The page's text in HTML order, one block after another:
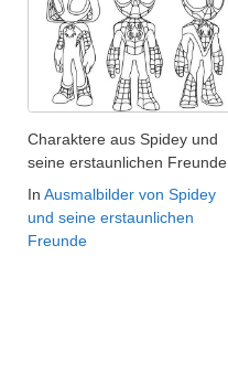
Charaktere aus Spidey und
seine erstaunlichen Freunde
In Ausmalbilder von Spidey
und seine erstaunlichen
Freunde